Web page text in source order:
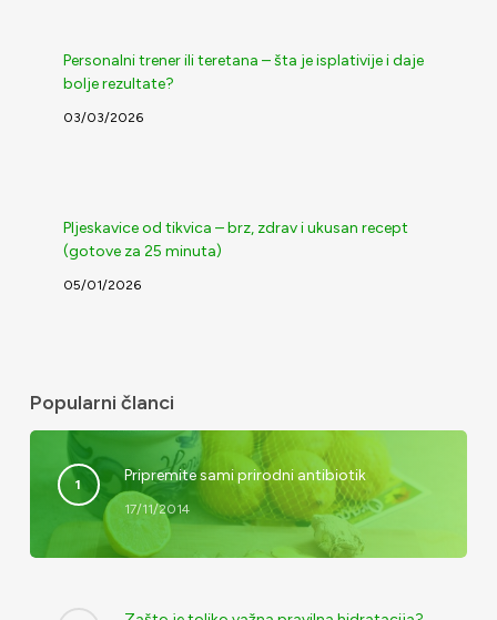
Personalni trener ili teretana – šta je isplativije i daje
bolje rezultate?
03/03/2026
Pljeskavice od tikvica – brz, zdrav i ukusan recept
(gotove za 25 minuta)
05/01/2026
Popularni članci
Pripremite sami prirodni antibiotik
17/11/2014